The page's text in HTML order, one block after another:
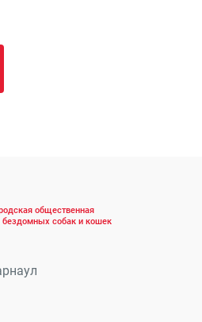
общественная
бездомных собак и кошек